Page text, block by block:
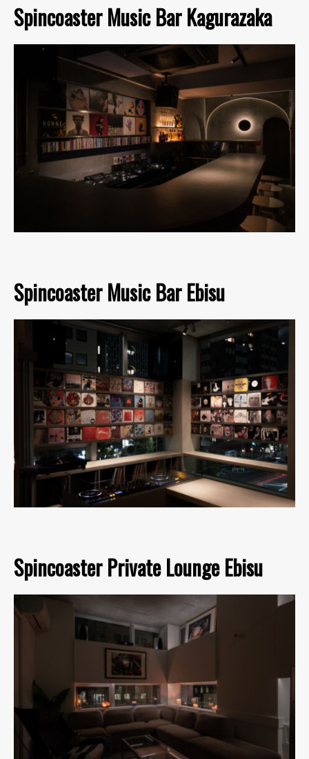
Spincoaster Music Bar Kagurazaka
Spincoaster Music Bar Ebisu
Spincoaster Private Lounge Ebisu